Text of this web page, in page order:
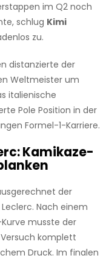
im Q2 noch
schlug Kimi
zu.
distanzierte der
Weltmeister um
italienische
Pole Position in der
Formel-1-Karriere.
Kamikaze-
der
Nach einem
musste der
komplett
Druck. Im finalen